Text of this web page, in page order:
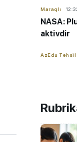
Maraqlı
NASA:
aktivdir
AzEdu Təhsil
AzEdu Təhsil